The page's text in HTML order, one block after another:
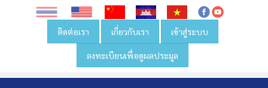
ติดต่อเรา เกี่ยวกับเรา เข้าสู่ระบบ
ลงทะเบียนเพื่อดูผลประมูล